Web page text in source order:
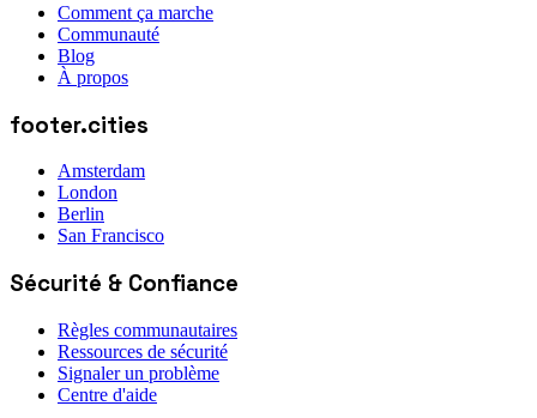
Comment ça marche
Communauté
Blog
À propos
footer.cities
Amsterdam
London
Berlin
San Francisco
Sécurité & Confiance
Règles communautaires
Ressources de sécurité
Signaler un problème
Centre d'aide